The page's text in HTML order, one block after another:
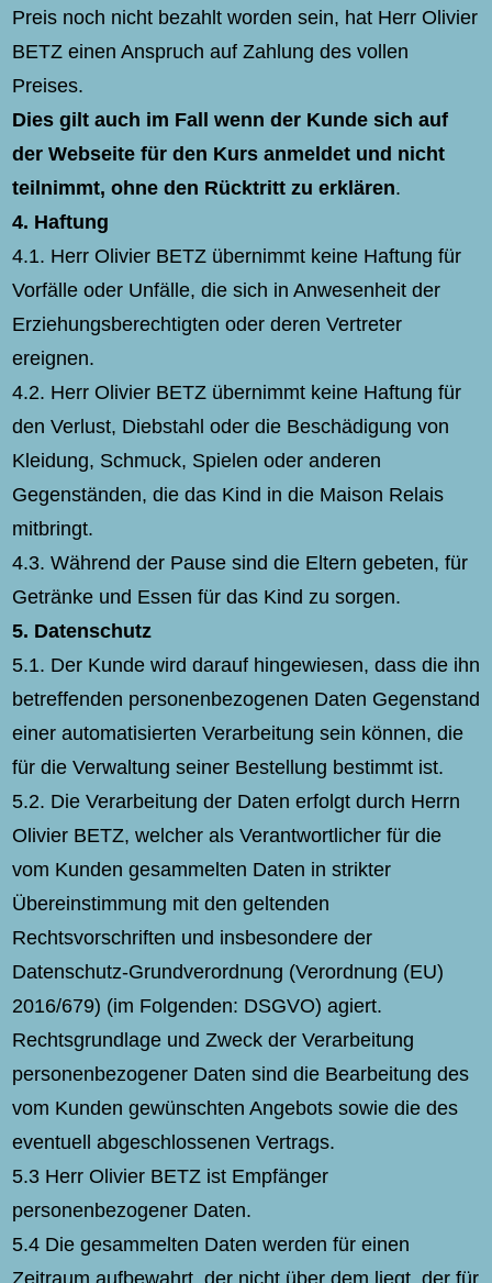
Preis noch nicht bezahlt worden sein, hat Herr Olivier
BETZ einen Anspruch auf Zahlung des vollen
Preises.
Dies gilt auch im Fall wenn der Kunde sich auf
der Webseite für den Kurs anmeldet und nicht
teilnimmt, ohne den Rücktritt zu erklären.
4. Haftung
4.1. Herr Olivier BETZ übernimmt keine Haftung für
Vorfälle oder Unfälle, die sich in Anwesenheit der
Erziehungsberechtigten oder deren Vertreter
ereignen.
4.2. Herr Olivier BETZ übernimmt keine Haftung für
den Verlust, Diebstahl oder die Beschädigung von
Kleidung, Schmuck, Spielen oder anderen
Gegenständen, die das Kind in die Maison Relais
mitbringt.
4.3. Während der Pause sind die Eltern gebeten, für
Getränke und Essen für das Kind zu sorgen.
5. Datenschutz
5.1. Der Kunde wird darauf hingewiesen, dass die ihn
betreffenden personenbezogenen Daten Gegenstand
einer automatisierten Verarbeitung sein können, die
für die Verwaltung seiner Bestellung bestimmt ist.
5.2. Die Verarbeitung der Daten erfolgt durch Herrn
Olivier BETZ, welcher als Verantwortlicher für die
vom Kunden gesammelten Daten in strikter
Übereinstimmung mit den geltenden
Rechtsvorschriften und insbesondere der
Datenschutz-Grundverordnung (Verordnung (EU)
2016/679) (im Folgenden: DSGVO) agiert.
Rechtsgrundlage und Zweck der Verarbeitung
personenbezogener Daten sind die Bearbeitung des
vom Kunden gewünschten Angebots sowie die des
eventuell abgeschlossenen Vertrags.
5.3 Herr Olivier BETZ ist Empfänger
personenbezogener Daten.
5.4 Die gesammelten Daten werden für einen
Zeitraum aufbewahrt, der nicht über dem liegt, der für